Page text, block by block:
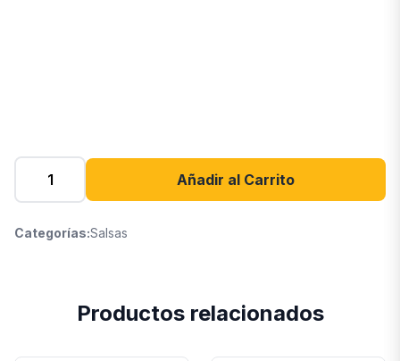
Añadir al Carrito
Categorías:Salsas
Productos relacionados